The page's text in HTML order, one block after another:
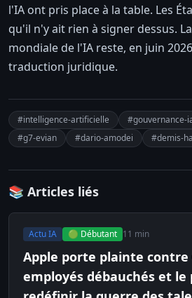
l'IA ont pris place à la table. Les
qu'il n'y ait rien à signer dessus.
mondiale de l'IA reste, en juin
traduction juridique.
#intelligence-artificielle #gouvernance-
#g7-evian
#dario-amodei #demis-
📚 Articles liés
Actu IA 🟢 Débutant 11 min
Apple porte plainte contre
employés débauchés et le